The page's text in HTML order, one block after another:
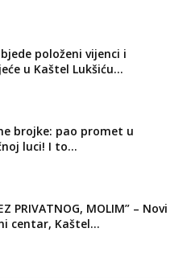
položeni vijenci i
u Kaštel Lukšiću...
brojke: pao promet u
luci! I to...
PRIVATNOG, MOLIM” – Novi
centar, Kaštel...